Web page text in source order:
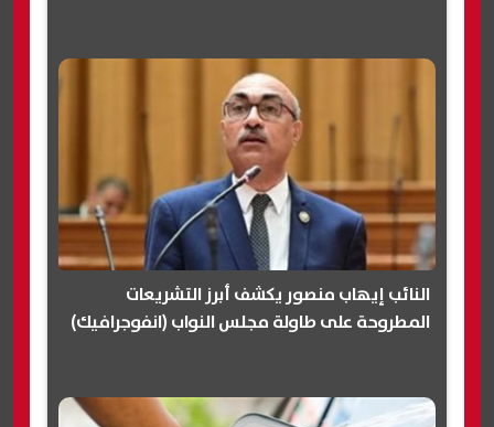
النائب إيهاب منصور يكشف أبرز التشريعات
المطروحة على طاولة مجلس النواب (انفوجرافيك)